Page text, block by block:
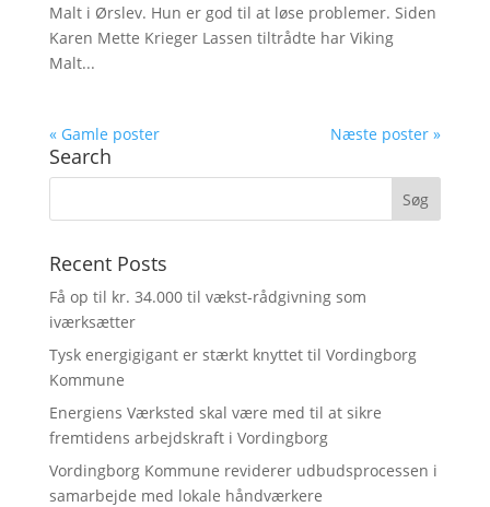
Malt i Ørslev. Hun er god til at løse problemer. Siden
Karen Mette Krieger Lassen tiltrådte har Viking
Malt...
« Gamle poster Næste poster »
Search
Recent Posts
Få op til kr. 34.000 til vækst-rådgivning som
iværksætter
Tysk energigigant er stærkt knyttet til Vordingborg
Kommune
Energiens Værksted skal være med til at sikre
fremtidens arbejdskraft i Vordingborg
Vordingborg Kommune reviderer udbudsprocessen i
samarbejde med lokale håndværkere